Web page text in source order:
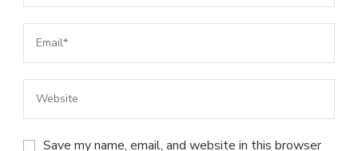
Save my name, email, and website in this browser